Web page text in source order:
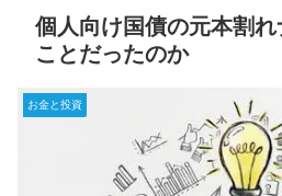
個人向け国債の元本割
ことだったのか
お金と投資